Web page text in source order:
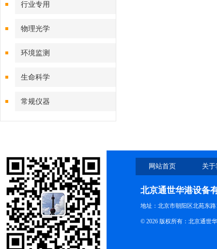
行业专用
物理光学
环境监测
生命科学
常规仪器
网站首页 关
北京通世华港设备
地址：北京市朝阳区北苑东路
© 2026 版权所有：北京通世